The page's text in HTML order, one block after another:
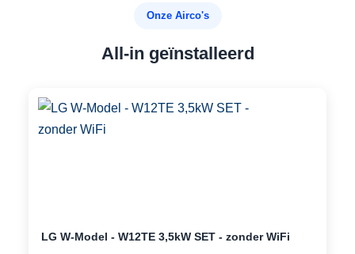
Onze Airco's
All-in geïnstalleerd
LG W-Model - W12TE 3,5kW SET - zonder WiFi